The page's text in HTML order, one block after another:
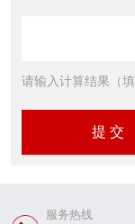
请输入计算结果（
服务热线